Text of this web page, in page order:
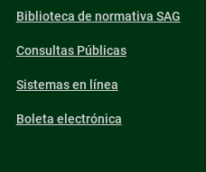
Biblioteca de normativa SAG
Consultas Públicas
Sistemas en línea
Boleta electrónica